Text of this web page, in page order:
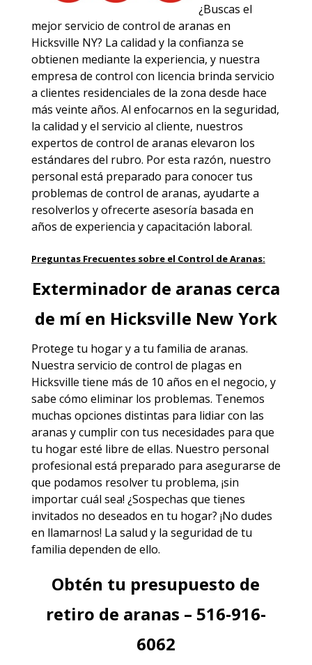
¿Buscas el
mejor servicio de control de aranas en
Hicksville NY? La calidad y la confianza se
obtienen mediante la experiencia, y nuestra
empresa de control con licencia brinda servicio
a clientes residenciales de la zona desde hace
más veinte años. Al enfocarnos en la seguridad,
la calidad y el servicio al cliente, nuestros
expertos de control de aranas elevaron los
estándares del rubro. Por esta razón, nuestro
personal está preparado para conocer tus
problemas de control de aranas, ayudarte a
resolverlos y ofrecerte asesoría basada en
años de experiencia y capacitación laboral.
Preguntas Frecuentes sobre el Control de Aranas:
Exterminador de aranas cerca
de mí en Hicksville New York
Protege tu hogar y a tu familia de aranas.
Nuestra servicio de control de plagas en
Hicksville tiene más de 10 años en el negocio, y
sabe cómo eliminar los problemas. Tenemos
muchas opciones distintas para lidiar con las
aranas y cumplir con tus necesidades para que
tu hogar esté libre de ellas. Nuestro personal
profesional está preparado para asegurarse de
que podamos resolver tu problema, ¡sin
importar cuál sea! ¿Sospechas que tienes
invitados no deseados en tu hogar? ¡No dudes
en llamarnos! La salud y la seguridad de tu
familia dependen de ello.
Obtén tu presupuesto de
retiro de aranas – 516-916-
6062